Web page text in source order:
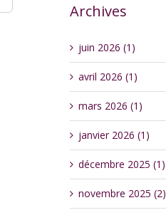
Archives
juin 2026 (1)
avril 2026 (1)
mars 2026 (1)
janvier 2026 (1)
décembre 2025 (1)
novembre 2025 (2)